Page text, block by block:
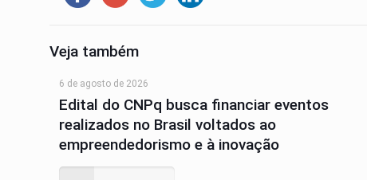
Veja também
6 de agosto de 2026
Edital do CNPq busca financiar eventos
realizados no Brasil voltados ao
empreendedorismo e à inovação